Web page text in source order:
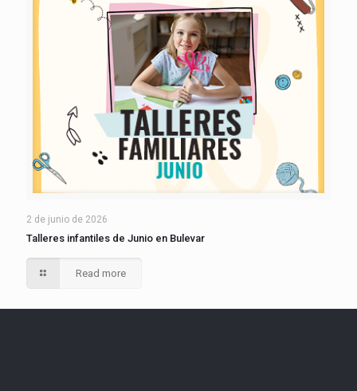
2 de junio de 2026
Talleres infantiles de Junio en Bulevar
Read more